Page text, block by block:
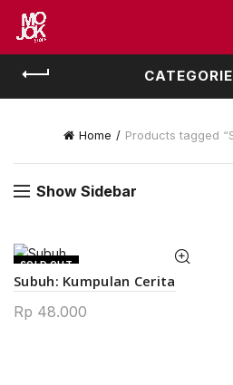
Home Products tagged
Show Sidebar
SOLD OUT
NEW
Subuh: Kumpulan Cerita
Rp 48.000